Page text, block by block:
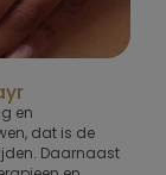
en
dat is de
Daarnaast